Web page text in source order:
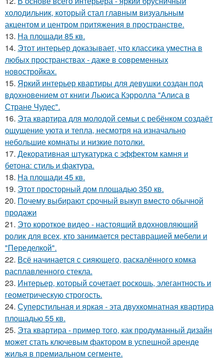
холодильник, который стал главным визуальным
акцентом и центром притяжения в пространстве.
13. На площади 85 кв.
14. Этот интерьер доказывает, что классика уместна в
любых пространствах - даже в современных
новостройках.
15. Яркий интерьер квартиры для девушки создан под
вдохновением от книги Льюиса Кэрролла "Алиса в
Стране Чудес".
16. Эта квартира для молодой семьи с ребёнком создаёт
ощущение уюта и тепла, несмотря на изначально
небольшие комнаты и низкие потолки.
17. Декоративная штукатурка с эффектом камня и
бетона: стиль и фактура.
18. На площади 45 кв.
19. Этот просторный дом площадью 350 кв.
20. Почему выбирают срочный выкуп вместо обычной
продажи
21. Это короткое видео - настоящий вдохновляющий
ролик для всех, кто занимается реставрацией мебели и
"Переделкой".
22. Всё начинается с сияющего, раскалённого комка
расплавленного стекла.
23. Интерьер, который сочетает роскошь, элегантность и
геометрическую строгость.
24. Суперстильная и яркая - эта двухкомнатная квартира
площадью 55 кв.
25. Эта квартира - пример того, как продуманный дизайн
может стать ключевым фактором в успешной аренде
жилья в премиальном сегменте.